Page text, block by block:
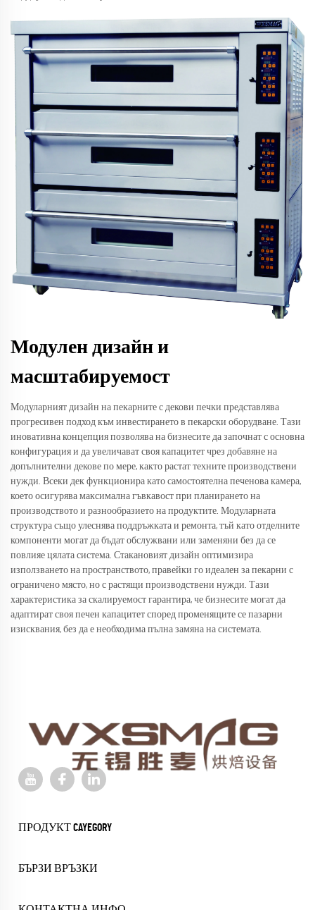
Модулен дизайн и
масштабируемост
Модуларният дизайн на пекарните с декови печки представлява
прогресивен подход към инвестирането в пекарски оборудване. Тази
иновативна концепция позволява на бизнесите да започнат с основна
конфигурация и да увеличават своя капацитет чрез добавяне на
допълнителни декове по мере, както растат техните производствени
нужди. Всеки дек функционира като самостоятелна печенова камера,
което осигурява максимална гъвкавост при планирането на
производството и разнообразието на продуктите. Модуларната
структура също улеснява поддръжката и ремонта, тъй като отделните
компоненти могат да бъдат обслужвани или заменяни без да се
повлияе цялата система. Стакановият дизайн оптимизира
използването на пространството, правейки го идеален за пекарни с
ограничено място, но с растящи производствени нужди. Тази
характеристика за скалируемост гарантира, че бизнесите могат да
адаптират своя печен капацитет според променящите се пазарни
изисквания, без да е необходима пълна замяна на системата.
ПРОДУКТ CAYEGORY
БЪРЗИ ВРЪЗКИ